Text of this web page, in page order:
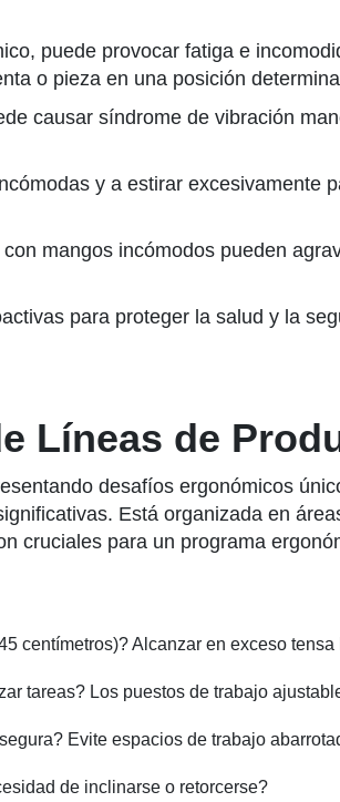
puede provocar fatiga e
o pieza en una posición
causar síndrome de vibración
y a estirar excesivamente
mangos incómodos pueden
para proteger la salud y la
Líneas de
desafíos ergonómicos
Está organizada en
cruciales para un programa
centímetros)? Alcanzar en exceso
tareas? Los puestos de trabajo
Evite espacios de trabajo
de inclinarse o retorcerse?